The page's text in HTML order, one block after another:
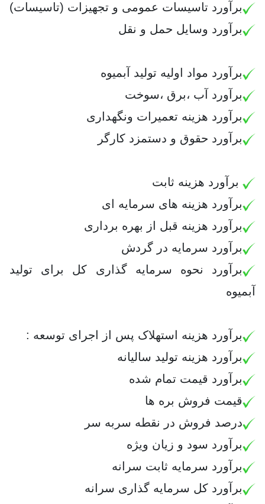
برآورد تاسیسات عمومی و تجهیزات (تاسیسات)
برآورد وسایل حمل و نقل
برآورد مواد اولیه تولید آبمیوه
برآورد
آب ،برق ،سوخت
برآورد هزینه تعمیرات ونگهداری
برآورد حقوق و دستمزد کارگر
برآورد هزینه ثابت
برآورد هزینه های سرمایه ای
برآورد هزینه قبل از بهره برداری
برآورد سرمایه در گردش
برآورد نحوه سرمایه گذاری کل برای تولید
آبمیوه
برآورد هزینه استهلاک پس از اجرای توسعه :
برآورد هزینه تولید سالیانه
برآورد قیمت تمام شده
قیمت فروش بره ها
درصد فروش در نقطه سربه سر
برآورد سود و زیان ویژه
برآورد سرمایه ثابت سرانه
برآورد کل سرمایه گذاری سرانه